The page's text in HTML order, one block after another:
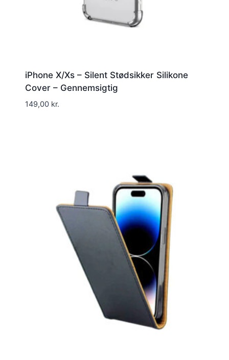
iPhone X/Xs – Silent Stødsikker Silikone
Cover – Gennemsigtig
149,00 kr.